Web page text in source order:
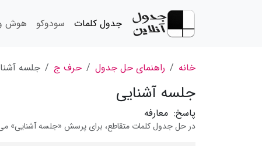
جدول کلمات سودوکو هوش
خانه راهنمای حل جدول حرف ج جلسه
جلسه آشنایی
پاسخ: معارفه
در حل جدول کلمات متقاطع، برای پرسش «جلسه آشنایی» می